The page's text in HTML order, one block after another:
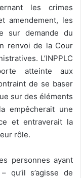
les crimes
amendement, les
sur demande du
renvoi de la Cour
L’INPPLC
atteinte aux
de se baser
sur des éléments
empêcherait une
et entraverait la
rôle.
personnes ayant
qu’il s’agisse de